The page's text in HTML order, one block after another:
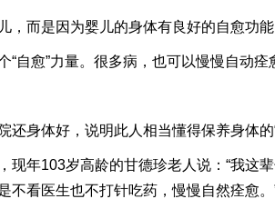
而是因为婴儿的身体有良好的自愈功能
自愈”力量。很多病，也可以慢慢自动痊
身体好，说明此人相当懂得保养身体的
现年103岁高龄的甘德珍老人说：“我这
不看医生也不打针吃药，慢慢自然痊愈。